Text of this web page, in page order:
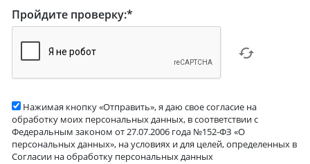
Пройдите проверку:*
Нажимая кнопку «Отправить», я даю свое согласие на
обработку моих персональных данных, в соответствии с
Федеральным законом от 27.07.2006 года №152-ФЗ «О
персональных данных», на условиях и для целей, определенных в
Согласии на обработку персональных данных